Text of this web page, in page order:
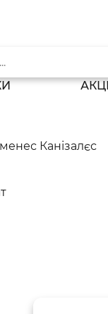
Канізалєс